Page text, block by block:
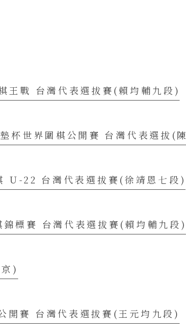
王戰 台灣代表選拔賽(賴均輔九段)
杯世界圍棋公開賽 台灣代表選拔(
U-22 台灣代表選拔賽(徐靖恩七段)
標賽 台灣代表選拔賽(賴均輔九段)
)
開賽 台灣代表選拔賽(王元均九段)